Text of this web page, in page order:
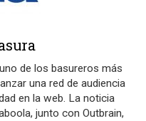
de los basureros más
una red de audiencia
en la web. La noticia
junto con Outbrain,